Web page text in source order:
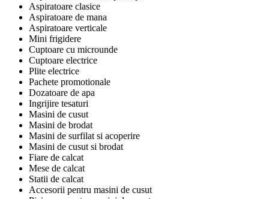
Aspiratoare clasice
Aspiratoare de mana
Aspiratoare verticale
Mini frigidere
Cuptoare cu microunde
Cuptoare electrice
Plite electrice
Pachete promotionale
Dozatoare de apa
Ingrijire tesaturi
Masini de cusut
Masini de brodat
Masini de surfilat si acoperire
Masini de cusut si brodat
Fiare de calcat
Mese de calcat
Statii de calcat
Accesorii pentru masini de cusut